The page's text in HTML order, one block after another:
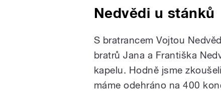
Nedvědi u stánků
S bratrancem Vojtou
bratrů Jana a Františka
kapelu. Hodně jsme
máme odehráno na 400